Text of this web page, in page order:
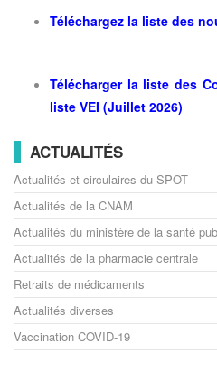
Téléchargez la liste des
Télécharger la liste des
liste VEI (Juillet 2026)
ACTUALITÉS
Actualités et circulaires du SPOT
Actualités de la CNAM
Actualités du ministère de la santé
Actualités de la pharmacie centrale
Retraits de médicaments
Actualités diverses
Vaccination COVID-19